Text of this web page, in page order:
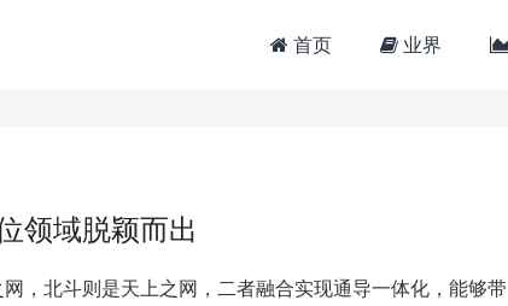
首页 业界
领域脱颖而出
，北斗则是天上之网，二者融合实现通导一体化，能够带